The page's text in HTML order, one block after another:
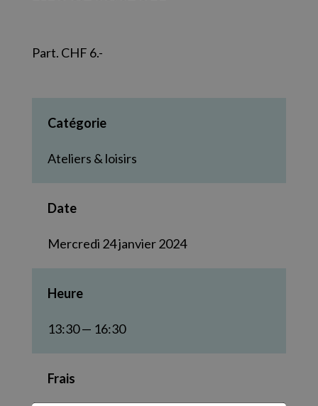
Part. CHF 6.-
Catégorie
Ateliers & loisirs
Date
Mercredi 24 janvier 2024
Heure
13:30 — 16:30
Frais